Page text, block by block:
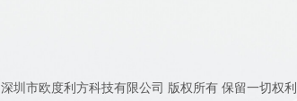
深圳市欧度利方科技有限公司 版权所有 保留一切权利